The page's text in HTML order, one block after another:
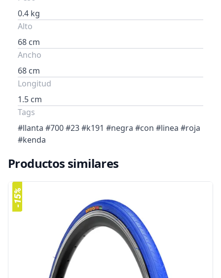
0.4 kg
Alto
68 cm
Ancho
68 cm
Longitud
1.5 cm
Tags
#llanta #700 #23 #k191 #negra #con #linea #roja
#kenda
Productos similares